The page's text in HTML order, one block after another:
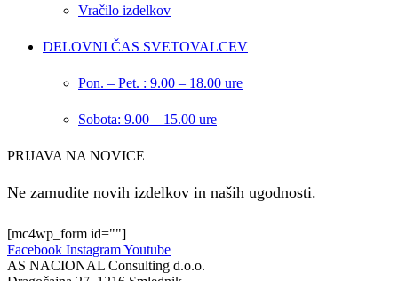
Vračilo izdelkov
DELOVNI ČAS SVETOVALCEV
Pon. – Pet. : 9.00 – 18.00 ure
Sobota: 9.00 – 15.00 ure
PRIJAVA NA NOVICE
Ne zamudite novih izdelkov in naših ugodnosti.
[mc4wp_form id=""]
Facebook InstagramYoutube
AS NACIONAL Consulting d.o.o.